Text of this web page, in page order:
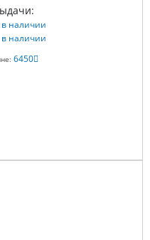
в наличии
в наличии
6450